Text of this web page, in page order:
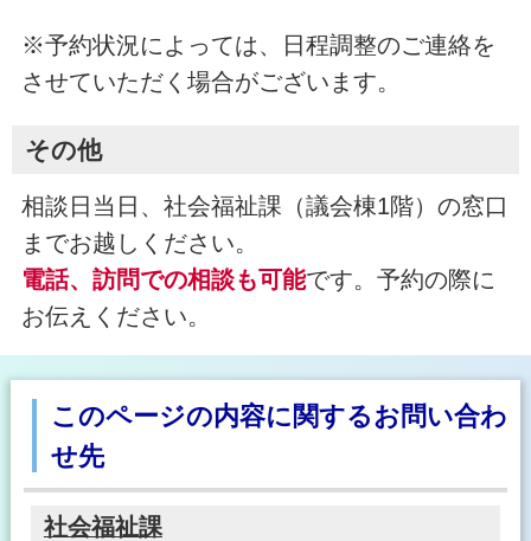
※予約状況によっては、日程調整のご連絡を
させていただく場合がございます。
その他
相談日当日、社会福祉課（議会棟1階）の窓口
までお越しください。
電話、訪問での相談も可能です。予約の際に
お伝えください。
このページの内容に関するお問い合わ
せ先
社会福祉課